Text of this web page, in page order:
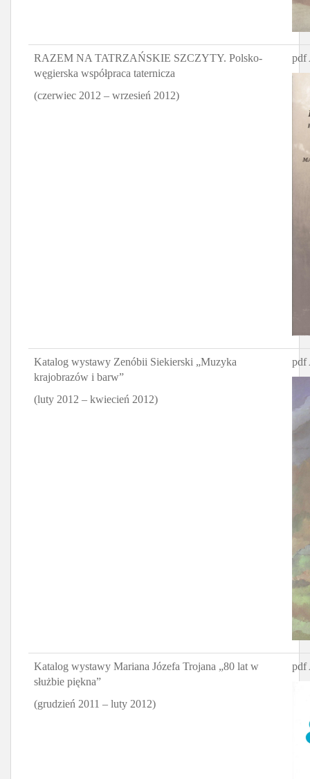
RAZEM NA TATRZAŃSKIE SZCZYTY. Polsko-
węgierska współpraca taternicza
(czerwiec 2012 – wrzesień 2012)
pdf
Katalog wystawy Zenóbii Siekierski „Muzyka
krajobrazów i barw”
(luty 2012 – kwiecień 2012)
pdf
Katalog wystawy Mariana Józefa Trojana „80 lat w
służbie piękna”
(grudzień 2011 – luty 2012)
pdf